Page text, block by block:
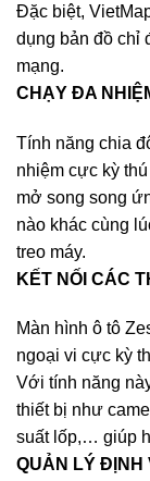
Đặc biệt,
dụng bản đồ chỉ
mạng.
CHẠY ĐA
Tính năng chia
nhiệm cực kỳ
mở song song
nào khác cùng
treo máy.
KẾT NỐI CÁC
Màn hình ô tô
ngoại vi cực kỳ
Với tính năng
thiết bị như
suất lốp,… giúp
QUẢN LÝ ĐỊNH